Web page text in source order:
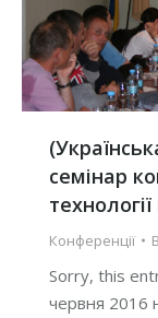
семінар
Конференції
Sorry, this
червня 2016